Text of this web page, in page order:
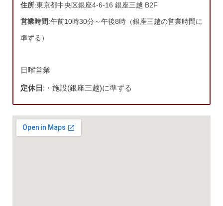
住所:東京都中央区銀座4-6-16 銀座三越 B2F
営業時間:午前10時30分～午後8時（銀座三越の営業時間に
準ずる）
日曜営業
定休日 :・施設(銀座三越)に準ずる